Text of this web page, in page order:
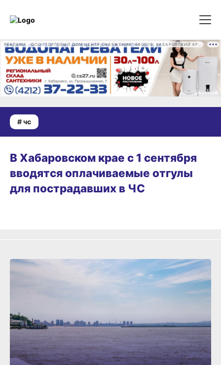
# чс
В Хабаровском крае с 1 сентября
вводятся оплачиваемые отгулы
для пострадавших в ЧС